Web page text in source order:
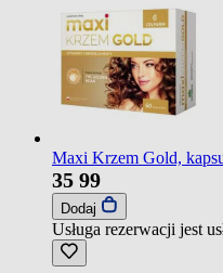
Maxi Krzem Gold,
35 99
Dodaj
Usługa rezerwacji jest